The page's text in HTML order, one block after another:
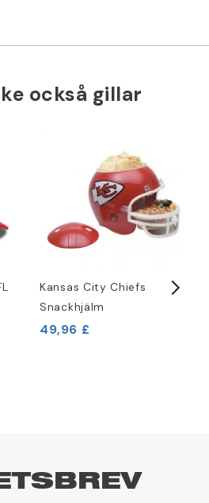
också gillar
Kansas City Chiefs
Snackhjälm
49,96 £